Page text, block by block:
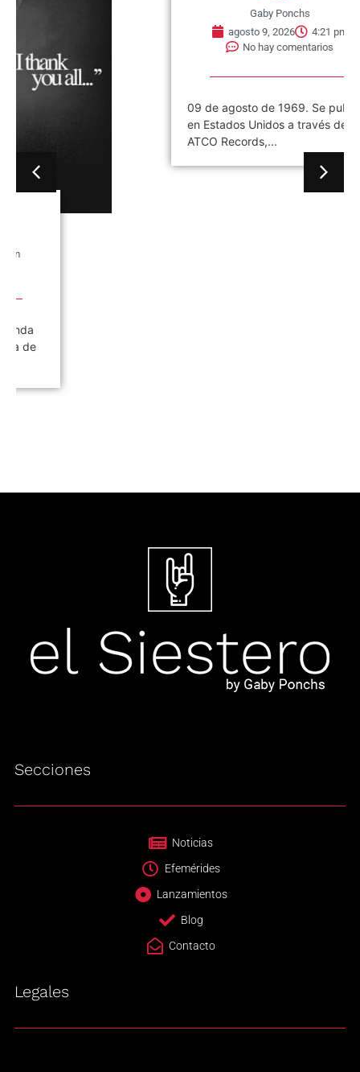
09 de agosto de 1969. Se publica
en Estados Unidos a través de
Secciones
Noticias
Efemérides
Lanzamientos
Blog
Contacto
Legales